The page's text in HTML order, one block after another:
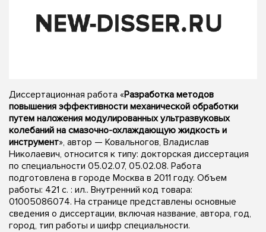
Диссертационная работа «Разработка методов
повышения эффективности механической обработки
путем наложения модулированных ультразвуковых
колебаний на смазочно-охлаждающую жидкость и
инструмент», автор — Ковальногов, Владислав
Николаевич, относится к типу: докторская диссертация
по специальности 05.02.07, 05.02.08. Работа
подготовлена в городе Москва в 2011 году. Объем
работы: 421 с. : ил.. Внутренний код товара:
01005086074. На странице представлены основные
сведения о диссертации, включая название, автора, год,
город, тип работы и шифр специальности.